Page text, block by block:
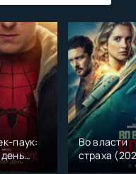
паук:
Во власти
страха